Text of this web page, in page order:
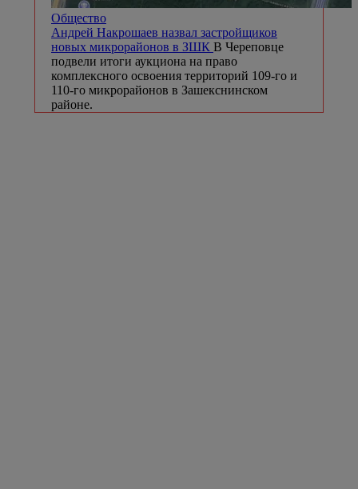
Общество
Андрей Накрошаев назвал застройщиков
новых микрорайонов в ЗШК В Череповце
подвели итоги аукциона на право
комплексного освоения территорий 109-го и
110-го микрорайонов в Зашекснинском
районе.